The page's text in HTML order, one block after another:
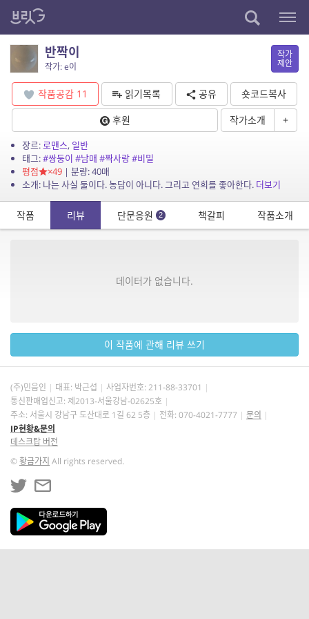
반짝이
작가: e이
작가
제안
작품공감 11 읽기목록 공유
숏코드복사
후원
작가소개 +
장르:로맨스, 일반
태그:#쌍둥이 #남매 #짝사랑#비밀
평점
×49| 분량: 40매
소개: 나는 사실 둘이다. 농담이 아니다. 그리고 연희를 좋아한다. 더보기
작품 리뷰 단문응원 2 책갈피 작품소개
데이터가 없습니다.
이 작품에 관해 리뷰 쓰기
(주)민음인 대표: 박근섭 사업자번호: 211-88-33701
통신판매업신고: 제2013-서울강남-02625호
주소: 서울시 강남구 도산대로 1길 62 5층
전화: 070-4021-7777
문의
IP현황&문의
데스크탑 버전
©황금가지 All rights reserved.